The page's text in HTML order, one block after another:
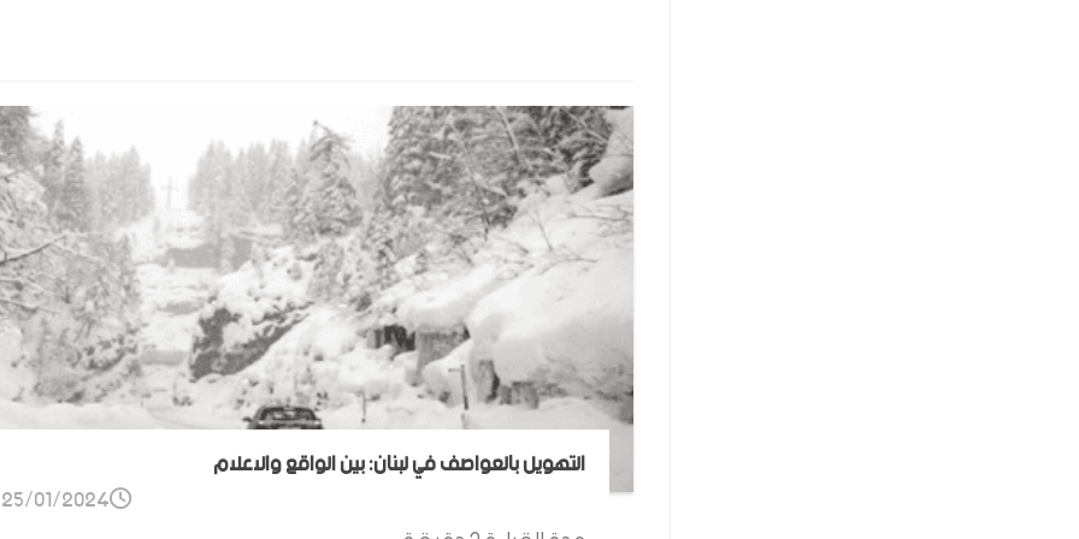
التهويل بالعواصف في لبنان: بين الواقع والاعلام
25/01/2024